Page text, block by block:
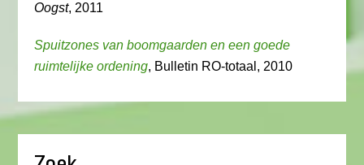
Oogst, 2011
Spuitzones van boomgaarden en een goede
ruimtelijke ordening, Bulletin RO-totaal, 2010